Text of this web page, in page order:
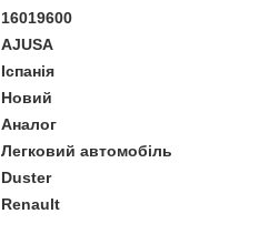
16019600
AJUSA
Іспанія
Новий
Аналог
Легковий автомобіль
Duster
Renault